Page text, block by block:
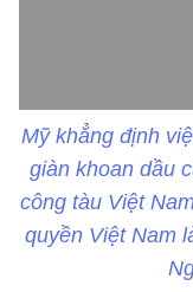
Mỹ khẳng định
giàn khoan dầu
công tàu Việt
quyền Việt Nam